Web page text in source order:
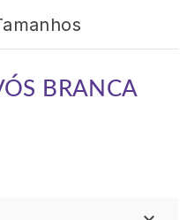
BRANCA